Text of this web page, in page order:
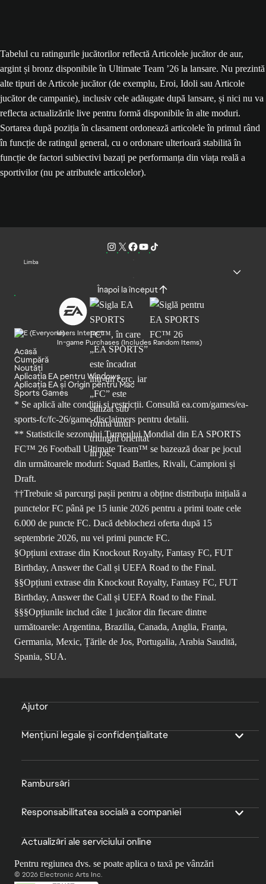
Tabelul cu ratingurile jucătorilor reflectă Articolele jucător de aur,
argint și bronz disponibile în Ultimate Team ’26 la lansare. Nu prezintă
alte tipuri de Articole jucător (de exemplu, Eroi, Idoli sau Articole
jucător de campanie), inclusiv cele adăugate după lansare, și nici nu va
reflecta actualizările live pentru formă disponibile în alte moduri.
Sortarea după poziția în clasament ordonează articolele în primul rând
în funcție de ratingul general, cu o ordonare ulterioară stabilită în
funcție de factori subiectivi bazați pe performanța din viața reală a
sportivilor (nu pe atributele articolelor).
Limba
Înapoi la început
Users Interact
In-game Purchases (Includes Random Items)
Acasă
Cumpără
Noutăți
Aplicația EA pentru Windows
Aplicația EA și Origin pentru Mac
Sports Games
* Se aplică alte condiții și restricții. Consultă ea.com/games/ea-
sports-fc/fc-26/game-disclaimers pentru detalii.
** Statisticile sezonului Turneului Mondial din EA SPORTS
FC™ 26 Football Ultimate Team™ se bazează doar pe jocul
din următoarele moduri: Squad Battles, Rivali, Campioni și
Draft.
††Trebuie să parcurgi pașii pentru a obține distribuția inițială a
punctelor FC până pe 15 iunie 2026 pentru a primi toate cele
6.000 de puncte FC. Dacă deblochezi oferta după 15
septembrie 2026, nu vei primi puncte FC.
§Opțiuni extrase din Knockout Royalty, Fantasy FC, FUT
Birthday, Answer the Call și UEFA Road to the Final.
§§Opțiuni extrase din Knockout Royalty, Fantasy FC, FUT
Birthday, Answer the Call și UEFA Road to the Final.
§§§Opțiunile includ câte 1 jucător din fiecare dintre
următoarele: Argentina, Brazilia, Canada, Anglia, Franța,
Germania, Mexic, Țările de Jos, Portugalia, Arabia Saudită,
Spania, SUA.
Ajutor
Mențiuni legale și confidențialitate
Rambursări
Responsabilitatea socială a companiei
Actualizări ale serviciului online
Pentru regiunea dvs. se poate aplica o taxă pe vânzări
© 2026 Electronic Arts Inc.